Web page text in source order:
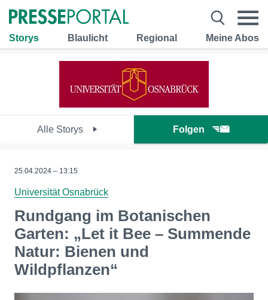
Storys Blaulicht Regional Meine Abos
Alle Storys Folgen
25.04.2024 – 13:15
Universität Osnabrück
Rundgang im Botanischen
Garten: „Let it Bee – Summende
Natur: Bienen und
Wildpflanzen“